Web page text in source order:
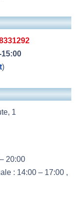
)
1
20:00
: 14:00 – 17:00 ,